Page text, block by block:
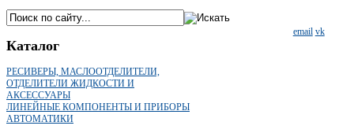
email vk
Каталог
РЕСИВЕРЫ, МАСЛООТДЕЛИТЕЛИ,
ОТДЕЛИТЕЛИ ЖИДКОСТИ И
АКСЕССУАРЫ
ЛИНЕЙНЫЕ КОМПОНЕНТЫ И ПРИБОРЫ
АВТОМАТИКИ